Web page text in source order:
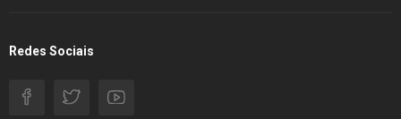
Redes Sociais